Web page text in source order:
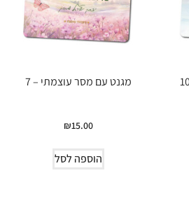
מגנט עם מסר עוצמתי – 7
₪15.00
הוספה לסל